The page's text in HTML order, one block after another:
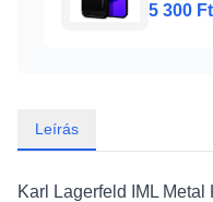
5 300 Ft
Leírás
Karl Lagerfeld IML